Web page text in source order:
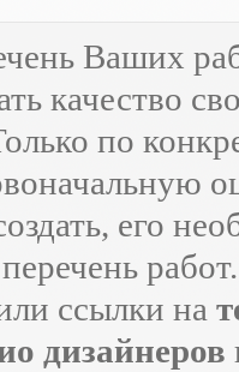
Ваших
качество
по
его
ссылки на
дизайнеров